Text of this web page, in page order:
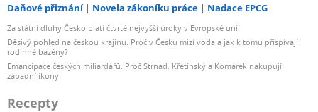
Daňové přiznání Novela zákoníku práce Nadace EPCG
Za státní dluhy Česko platí čtvrté nejvyšší úroky v Evropské unii
Děsivý pohled na českou krajinu. Proč v Česku mizí voda a jak k tomu přispívají
rodinné bazény?
Emancipace českých miliardářů. Proč Strnad, Křetínský a Komárek nakupují
západní ikony
Recepty